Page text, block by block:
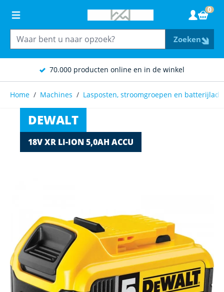
70.000 producten online en in de winkel
Zoeken
0
Home / Machines / Lasposten, stroomgroepen en
DEWALT
18V XR LI-ION 5,0AH ACCU